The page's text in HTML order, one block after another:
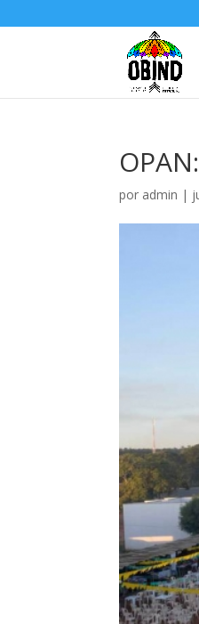
por admin |